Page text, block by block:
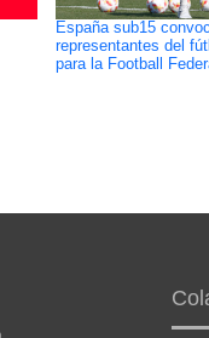
España sub15
representantes del
para la Football